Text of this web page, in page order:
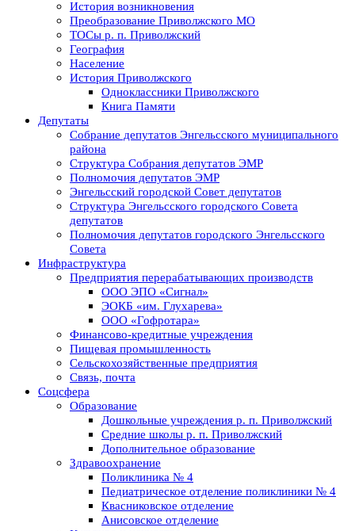
История возникновения
Преобразование Приволжского МО
ТОСы р. п. Приволжский
География
Население
История Приволжского
Одноклассники Приволжского
Книга Памяти
Депутаты
Собрание депутатов Энгельсского муниципального
района
Структура Собрания депутатов ЭМР
Полномочия депутатов ЭМР
Энгельсский городской Совет депутатов
Структура Энгельсского городского Совета
депутатов
Полномочия депутатов городского Энгельсского
Совета
Инфраструктура
Предприятия перерабатывающих производств
ООО ЭПО «Сигнал»
ЭОКБ «им. Глухарева»
ООО «Гофротара»
Финансово-кредитные учреждения
Пищевая промышленность
Сельскохозяйственные предприятия
Связь, почта
Соцсфера
Образование
Дошкольные учреждения р. п. Приволжский
Средние школы р. п. Приволжский
Дополнительное образование
Здравоохранение
Поликлиника № 4
Педиатрическое отделение поликлиники № 4
Квасниковское отделение
Анисовское отделение